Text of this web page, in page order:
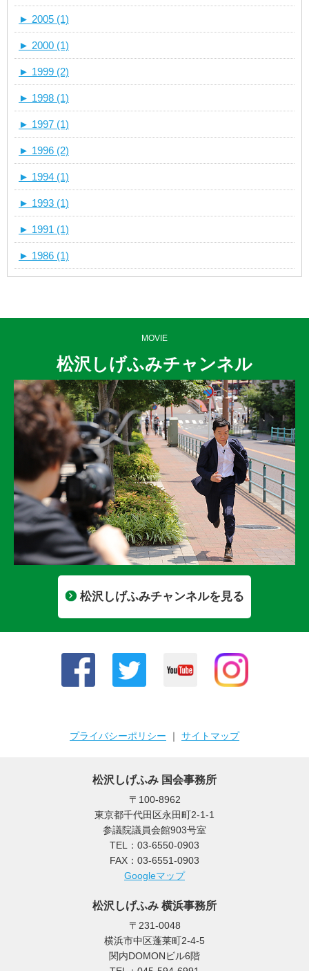
► 2005 (1)
► 2000 (1)
► 1999 (2)
► 1998 (1)
► 1997 (1)
► 1996 (2)
► 1994 (1)
► 1993 (1)
► 1991 (1)
► 1986 (1)
MOVIE
松沢しげふみチャンネル
松沢しげふみチャンネルを見る
プライバシーポリシー ｜ サイトマップ
松沢しげふみ 国会事務所
〒100-8962
東京都千代田区永田町2-1-1
参議院議員会館903号室
TEL：03-6550-0903
FAX：03-6551-0903
Googleマップ
松沢しげふみ 横浜事務所
〒231-0048
横浜市中区蓬莱町2-4-5
関内DOMONビル6階